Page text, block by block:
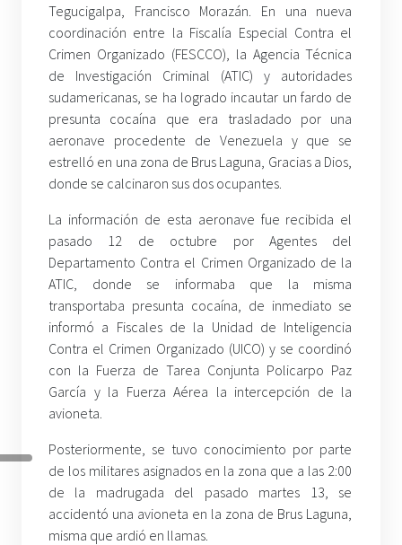
Tegucigalpa, Francisco Morazán. En una nueva
coordinación entre la Fiscalía Especial Contra el
Crimen Organizado (FESCCO), la Agencia Técnica
de Investigación Criminal (ATIC) y autoridades
sudamericanas, se ha logrado incautar un fardo de
presunta cocaína que era trasladado por una
aeronave procedente de Venezuela y que se
estrelló en una zona de Brus Laguna, Gracias a Dios,
donde se calcinaron sus dos ocupantes.
La información de esta aeronave fue recibida el
pasado 12 de octubre por Agentes del
Departamento Contra el Crimen Organizado de la
ATIC, donde se informaba que la misma
transportaba presunta cocaína, de inmediato se
informó a Fiscales de la Unidad de Inteligencia
Contra el Crimen Organizado (UICO) y se coordinó
con la Fuerza de Tarea Conjunta Policarpo Paz
García y la Fuerza Aérea la intercepción de la
avioneta.
Posteriormente, se tuvo conocimiento por parte
de los militares asignados en la zona que a las 2:00
de la madrugada del pasado martes 13, se
accidentó una avioneta en la zona de Brus Laguna,
misma que ardió en llamas.